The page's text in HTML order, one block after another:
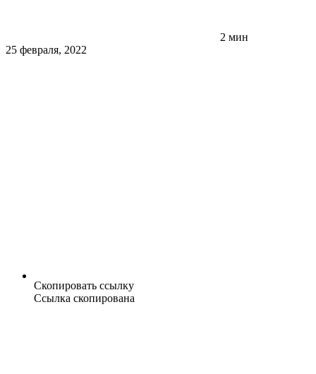
2 мин
25 февраля, 2022
Скопировать ссылку
Ссылка скопирована